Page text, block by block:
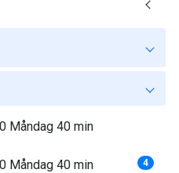
Måndag 40 min
Måndag 40 min 4